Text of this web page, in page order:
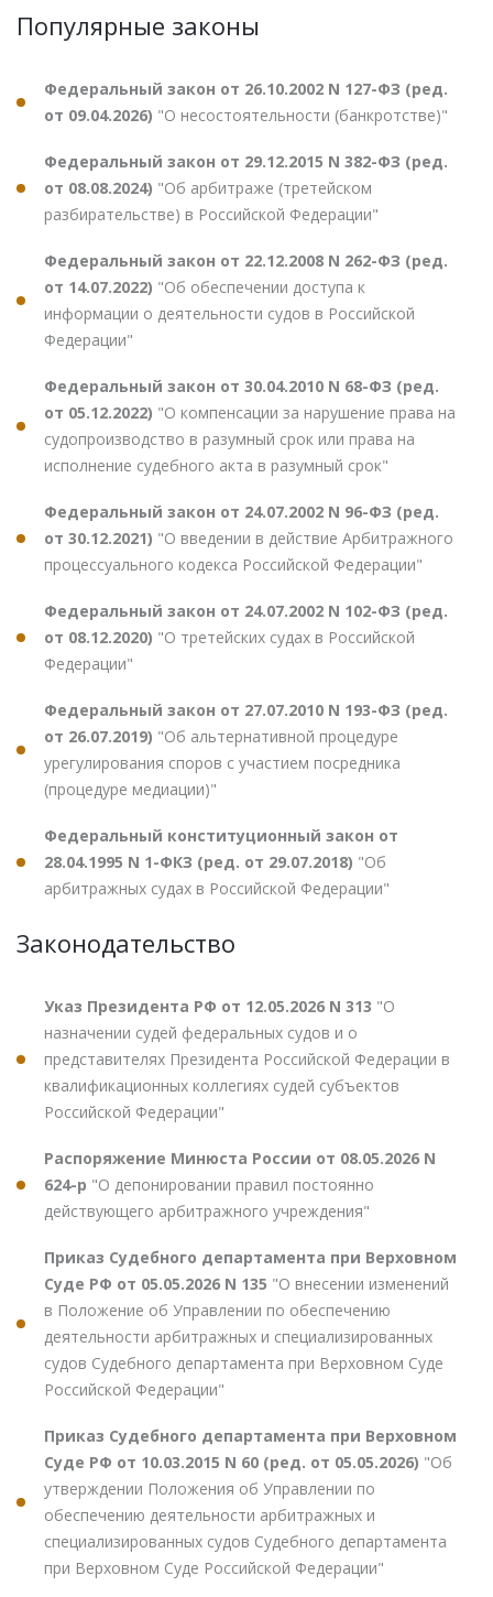
Популярные законы
Федеральный закон от 26.10.2002 N 127-ФЗ (ред.
от 09.04.2026) "О несостоятельности (банкротстве)"
Федеральный закон от 29.12.2015 N 382-ФЗ (ред.
от 08.08.2024) "Об арбитраже (третейском
разбирательстве) в Российской Федерации"
Федеральный закон от 22.12.2008 N 262-ФЗ (ред.
от 14.07.2022) "Об обеспечении доступа к
информации о деятельности судов в Российской
Федерации"
Федеральный закон от 30.04.2010 N 68-ФЗ (ред.
от 05.12.2022) "О компенсации за нарушение права на
судопроизводство в разумный срок или права на
исполнение судебного акта в разумный срок"
Федеральный закон от 24.07.2002 N 96-ФЗ (ред.
от 30.12.2021) "О введении в действие Арбитражного
процессуального кодекса Российской Федерации"
Федеральный закон от 24.07.2002 N 102-ФЗ (ред.
от 08.12.2020) "О третейских судах в Российской
Федерации"
Федеральный закон от 27.07.2010 N 193-ФЗ (ред.
от 26.07.2019) "Об альтернативной процедуре
урегулирования споров с участием посредника
(процедуре медиации)"
Федеральный конституционный закон от
28.04.1995 N 1-ФКЗ (ред. от 29.07.2018) "Об
арбитражных судах в Российской Федерации"
Законодательство
Указ Президента РФ от 12.05.2026 N 313 "О
назначении судей федеральных судов и о
представителях Президента Российской Федерации в
квалификационных коллегиях судей субъектов
Российской Федерации"
Распоряжение Минюста России от 08.05.2026 N
624-р "О депонировании правил постоянно
действующего арбитражного учреждения"
Приказ Судебного департамента при Верховном
Суде РФ от 05.05.2026 N 135 "О внесении изменений
в Положение об Управлении по обеспечению
деятельности арбитражных и специализированных
судов Судебного департамента при Верховном Суде
Российской Федерации"
Приказ Судебного департамента при Верховном
Суде РФ от 10.03.2015 N 60 (ред. от 05.05.2026) "Об
утверждении Положения об Управлении по
обеспечению деятельности арбитражных и
специализированных судов Судебного департамента
при Верховном Суде Российской Федерации"